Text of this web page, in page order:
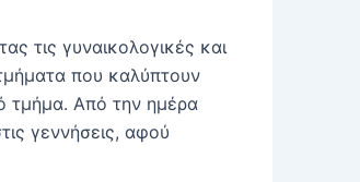
τις γυναικολογικές και
που καλύπτουν
τμήμα. Από την ημέρα
γεννήσεις, αφού